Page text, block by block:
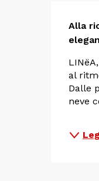
Alla
al
Dalle
neve